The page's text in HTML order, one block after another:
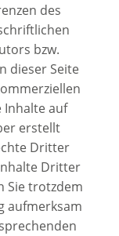
des
bzw.
dieser Seite
Inhalte auf
erstellt
Dritter
Dritter
Sie trotzdem
aufmerksam